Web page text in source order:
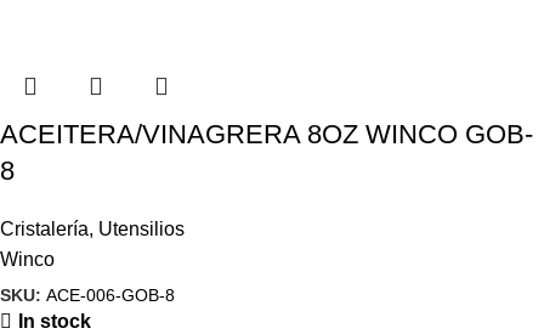
ACEITERA/VINAGRERA 8OZ WINCO GOB-
8
Cristalería, Utensilios
Winco
SKU: ACE-006-GOB-8
In stock